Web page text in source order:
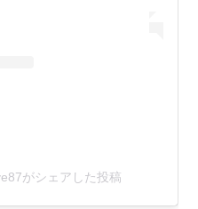
がシェアした投稿